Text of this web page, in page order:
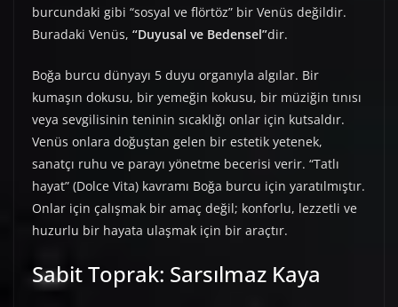
burcundaki gibi “sosyal ve flörtöz” bir Venüs değildir.
Buradaki Venüs, “Duyusal ve Bedensel”dir.
Boğa burcu dünyayı 5 duyu organıyla algılar. Bir
kumaşın dokusu, bir yemeğin kokusu, bir müziğin tınısı
veya sevgilisinin teninin sıcaklığı onlar için kutsaldır.
Venüs onlara doğuştan gelen bir estetik yetenek,
sanatçı ruhu ve parayı yönetme becerisi verir. “Tatlı
hayat” (Dolce Vita) kavramı Boğa burcu için yaratılmıştır.
Onlar için çalışmak bir amaç değil; konforlu, lezzetli ve
huzurlu bir hayata ulaşmak için bir araçtır.
Sabit Toprak: Sarsılmaz Kaya